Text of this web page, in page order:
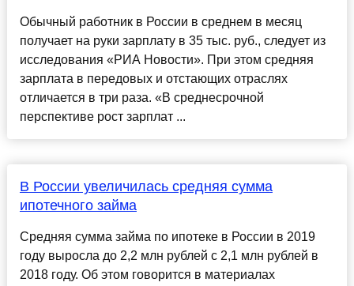
Обычный работник в России в среднем в месяц
получает на руки зарплату в 35 тыс. руб., следует из
исследования «РИА Новости». При этом средняя
зарплата в передовых и отстающих отраслях
отличается в три раза. «В среднесрочной
перспективе рост зарплат ...
В России увеличилась средняя сумма
ипотечного займа
Средняя сумма займа по ипотеке в России в 2019
году выросла до 2,2 млн рублей с 2,1 млн рублей в
2018 году. Об этом говорится в материалах